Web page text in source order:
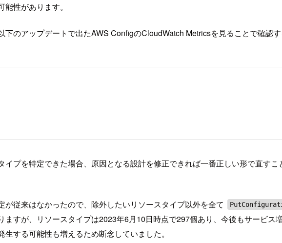
性があります。
のアップデートで出たAWS ConfigのCloudWatch Metricsを見ることで確認
イプを特定できた場合、原因となる設計を修正できれば一番正しい形で直す
従来はなかったので、除外したいリソースタイプ以外を全て
ますが、リソースタイプは2023年6月10日時点で297個あり、今後もサービ
する可能性も増えるため断念していました。